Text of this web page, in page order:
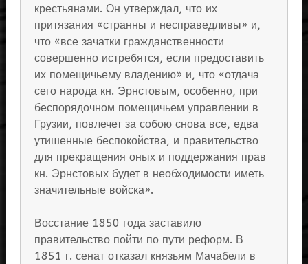
крестьянами. Он утверждал, что их
притязания «странны и несправедливы» и,
что «все зачатки гражданственности
совершенно истребятся, если предоставить
их помещичьему владению» и, что «отдача
сего народа кн. Эрнстовым, особенно, при
беспорядочном помещичьем управлении в
Грузии, повлечет за собою снова все, едва
утишенные беспокойства, и правительство
для прекращения оных и поддержания прав
кн. Эрнстовых будет в необходимости иметь
значительные войска».
Восстание 1850 года заставило
правительство пойти по пути реформ. В
1851 г. сенат отказал князьям Мачабели в